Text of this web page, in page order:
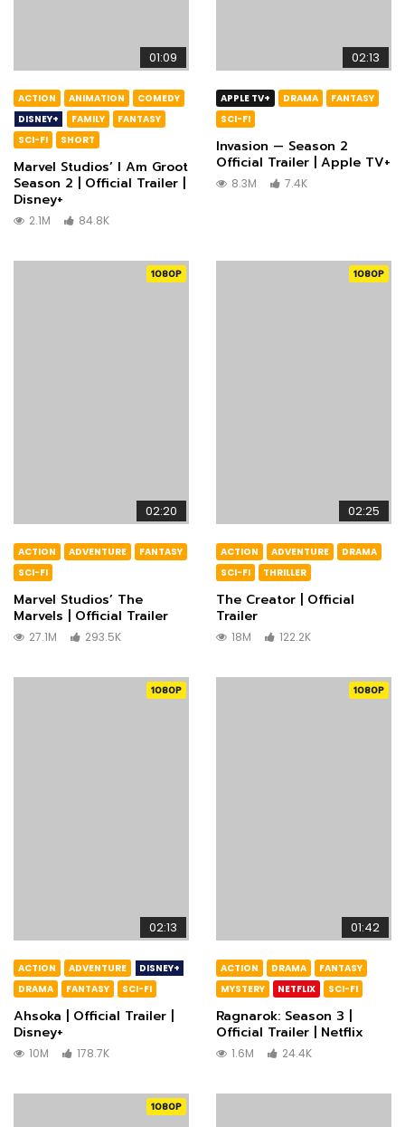
01:09
ACTION ANIMATION
COMEDY
DISNEY+
FAMILY
FANTASY
SCI-FI
SHORT
Marvel Studios’ I Am Groot
Season 2 | Official Trailer |
Disney+
2.1M 84.8K
02:13
APPLE TV+ DRAMA
FANTASY
SCI-FI
Invasion — Season 2
Official Trailer | Apple TV+
8.3M 7.4K
1080P
02:20
ACTION ADVENTURE
FANTASY
SCI-FI
Marvel Studios’ The
Marvels | Official Trailer
27.1M 293.5K
1080P
02:25
ACTION ADVENTURE
DRAMA
SCI-FI
THRILLER
The Creator | Official
Trailer
18M 122.2K
1080P
02:13
ACTION ADVENTURE
DISNEY+
DRAMA
FANTASY SCI-FI
Ahsoka | Official Trailer |
Disney+
10M 178.7K
1080P
01:42
ACTION DRAMA
FANTASY
MYSTERY
NETFLIX SCI-FI
Ragnarok: Season 3 |
Official Trailer | Netflix
1.6M 24.4K
1080P